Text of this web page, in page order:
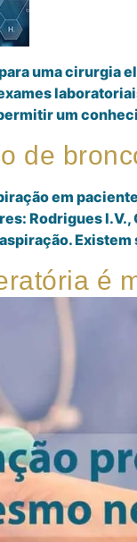
uma cirurgia
um
de
em
Rodrigues
é